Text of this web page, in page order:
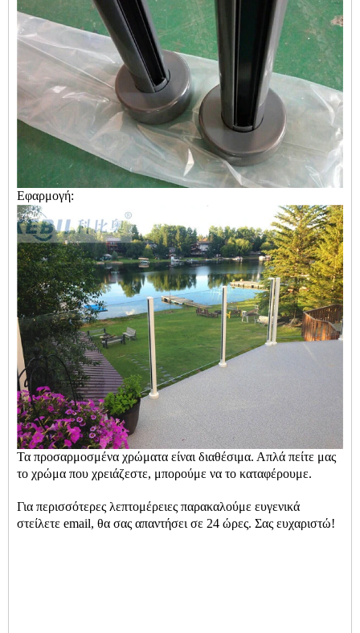
Εφαρμογή:
Τα προσαρμοσμένα χρώματα είναι διαθέσιμα. Απλά πείτε μας
το χρώμα που χρειάζεστε, μπορούμε να το καταφέρουμε.
Για περισσότερες λεπτομέρειες παρακαλούμε ευγενικά
στείλετε email, θα σας απαντήσει σε 24 ώρες. Σας ευχαριστώ!